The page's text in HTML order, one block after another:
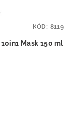
Mask 150 ml
KÓD: 8119